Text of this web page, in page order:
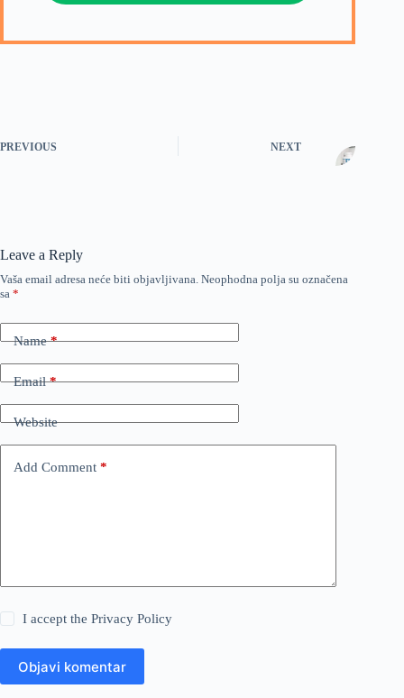
PREVIOUS NEXT
Leave a Reply
Vaša email adresa neće biti objavljivana. Neophodna polja su označena
sa *
Name*
Email*
Website
Add Comment *
I accept thePrivacy Policy
Objavi komentar